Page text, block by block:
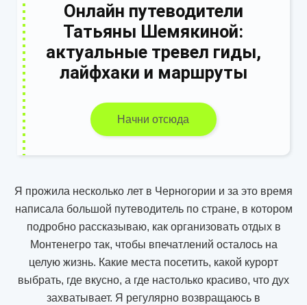
Онлайн путеводители
Татьяны Шемякиной:
актуальные тревел гиды,
лайфхаки и маршруты
Начни отсюда
Я прожила несколько лет в Черногории и за это время
написала большой путеводитель по стране, в котором
подробно рассказываю, как организовать отдых в
Монтенегро так, чтобы впечатлений осталось на
целую жизнь. Какие места посетить, какой курорт
выбрать, где вкусно, а где настолько красиво, что дух
захватывает. Я регулярно возвращаюсь в